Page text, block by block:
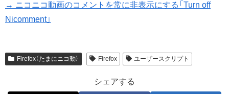
→ ニコニコ動画のコメントを常に非表示にする「Turn off
Nicomment」
Firefox（たまにニコ動） Firefox ユーザースクリプト
シェアする